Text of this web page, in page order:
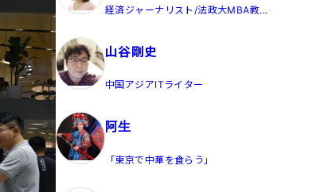
経済ジャーナリスト/法政大MBA教
山谷剛史
中国アジアITライター
阿生
「東京で中華を食らう」